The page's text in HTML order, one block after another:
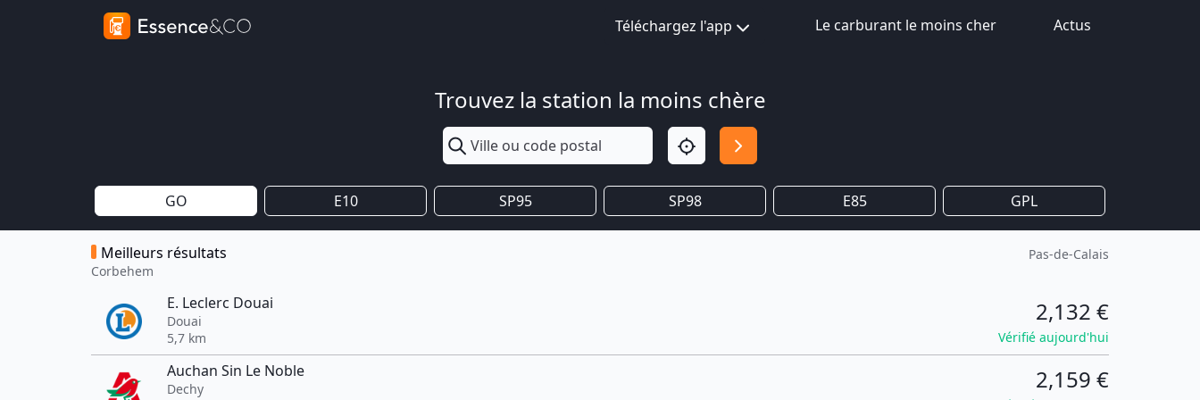
Téléchargez l'app Le carburant le moins cher Actus
Trouvez la station la moins chère
GO E10 SP95 SP98 E85 GPL
Meilleurs résultats
Corbehem
Pas-de-Calais
E. Leclerc Douai
Douai
5,7 km
2,132 €
Vérifié aujourd'hui
Auchan Sin Le Noble
Dechy
2,159 €